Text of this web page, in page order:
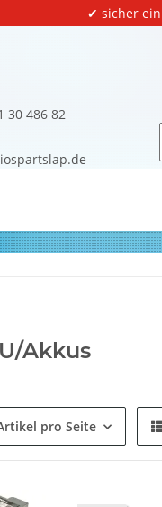
✔ sicher
30 486 82
Akkus
pro Seite